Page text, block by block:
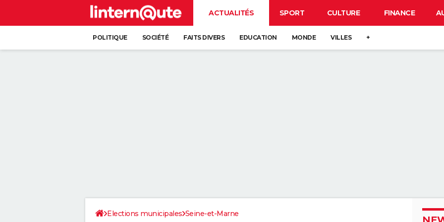
ACTUALITÉS SPORT CULTURE FINANCE
POLITIQUE SOCIÉTÉ FAITS DIVERS EDUCATION MONDE VILLES +
Elections municipales Seine-et-Marne